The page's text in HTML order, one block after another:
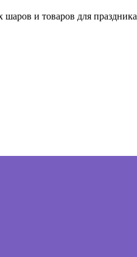
и товаров для праздника